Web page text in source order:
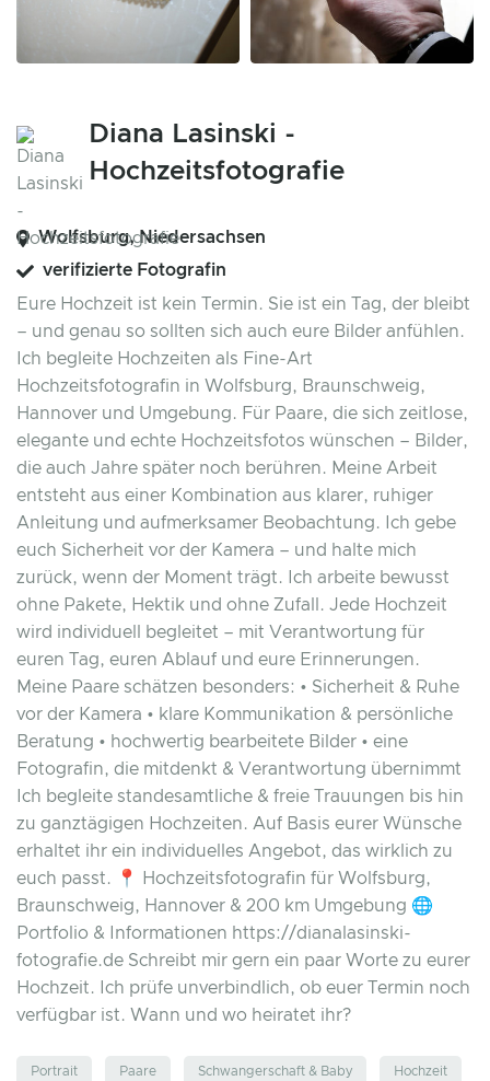
Diana Lasinski -
Hochzeitsfotografie
Wolfsburg, Niedersachsen
verifizierte Fotografin
Eure Hochzeit ist kein Termin. Sie ist ein Tag, der bleibt
– und genau so sollten sich auch eure Bilder anfühlen.
Ich begleite Hochzeiten als Fine-Art
Hochzeitsfotografin in Wolfsburg, Braunschweig,
Hannover und Umgebung. Für Paare, die sich zeitlose,
elegante und echte Hochzeitsfotos wünschen – Bilder,
die auch Jahre später noch berühren. Meine Arbeit
entsteht aus einer Kombination aus klarer, ruhiger
Anleitung und aufmerksamer Beobachtung. Ich gebe
euch Sicherheit vor der Kamera – und halte mich
zurück, wenn der Moment trägt. Ich arbeite bewusst
ohne Pakete, Hektik und ohne Zufall. Jede Hochzeit
wird individuell begleitet – mit Verantwortung für
euren Tag, euren Ablauf und eure Erinnerungen.
Meine Paare schätzen besonders: • Sicherheit & Ruhe
vor der Kamera • klare Kommunikation & persönliche
Beratung • hochwertig bearbeitete Bilder • eine
Fotografin, die mitdenkt & Verantwortung übernimmt
Ich begleite standesamtliche & freie Trauungen bis hin
zu ganztägigen Hochzeiten. Auf Basis eurer Wünsche
erhaltet ihr ein individuelles Angebot, das wirklich zu
euch passt. 📍 Hochzeitsfotografin für Wolfsburg,
Braunschweig, Hannover & 200 km Umgebung 🌐
Portfolio & Informationen https://dianalasinski-
fotografie.de Schreibt mir gern ein paar Worte zu eurer
Hochzeit. Ich prüfe unverbindlich, ob euer Termin noch
verfügbar ist. Wann und wo heiratet ihr?
Portrait Paare Schwangerschaft & Baby Hochzeit